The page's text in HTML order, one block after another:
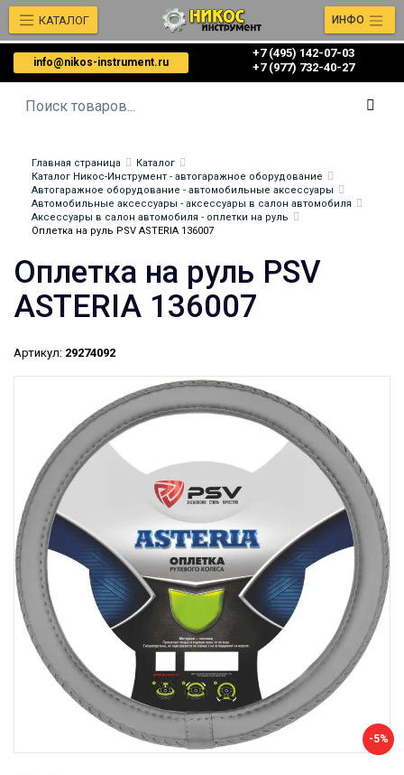
info@nikos-instrument.ru
+7 (495) 142-07-03
‎‎+7 (977) 732-40-27
КАТАЛОГ ИНФО
Главная страница
Каталог
Каталог Никос-Инструмент - автогаражное оборудование
Автогаражное оборудование - автомобильные аксессуары
Автомобильные аксессуары - аксессуары в салон автомобиля
Аксессуары в салон автомобиля - оплетки на руль
Оплетка на руль PSV ASTERIA 136007
Оплетка на руль PSV
ASTERIA 136007
Артикул: 29274092
-5%